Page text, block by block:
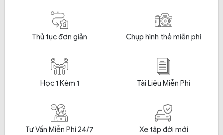
Thủ tục đơn giản Chụp hình thẻ miễn phí
Học 1 Kèm 1 Tài Liệu Miễn Phí
Tư Vấn Miễn Phí 24/7 Xe tập đời mới